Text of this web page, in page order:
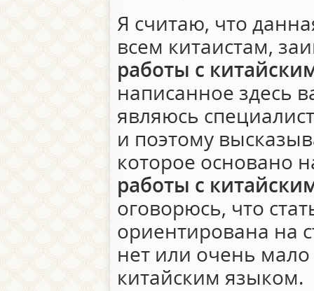
Я считаю, что
всем китаистам,
работы с
написанное здесь
являюсь
и поэтому
которое основано
работы с
оговорюсь, что
ориентирована на
нет или очень
китайским языком.